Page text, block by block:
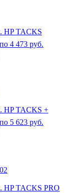
HP TACKS
по 4 473 руб.
HP TACKS +
по 5 623 руб.
TACKS PRO